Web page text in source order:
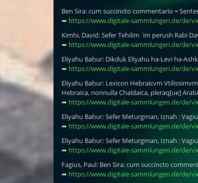
Ben Sira: cum succincto commentario =
➥ https://www.digitale-sammlungen.de/de/
Ḳimḥi, Daṿid: Sefer Tehilim ʿim perush Rabi
➥ https://www.digitale-sammlungen.de/de/
Eliyahu Baḥur: Diḳduḳ Eliyahu ha-Leṿi ha-
➥ https://www.digitale-sammlungen.de/de/
Eliyahu Baḥur: Lexicon Hebraicvm
Hebraica, nonnulla Chaldaica, pleraq[ue]
➥ https://www.digitale-sammlungen.de/de/
Eliyahu Baḥur: Sefer Meturgman, Iznah :
➥ https://www.digitale-sammlungen.de/de/
Eliyahu Baḥur: Sefer Meturgman, Iznah :
➥ https://www.digitale-sammlungen.de/de/
Fagius, Paul: Ben Sira: cum succincto
➥ https://www.digitale-sammlungen.de/de/